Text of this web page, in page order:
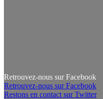
Retrouvez-nous sur Facebook
Retrouvez-nous sur Facebook
Restons en contact sur Twitter